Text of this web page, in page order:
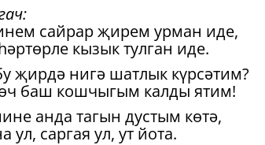
сайрар җирем урман иде,
кызык тулган иде.
җирдә нигә шатлык күрсәтим?
баш кошчыгым калды ятим!
анда тагын дустым көтә,
ул, саргая ул, ут йота.